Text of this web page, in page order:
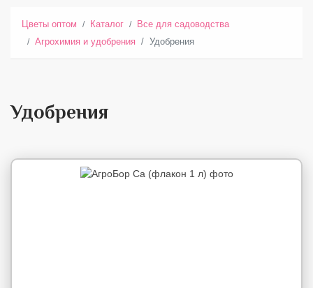
Цветы оптом Каталог
Все для садоводства
Агрохимия и удобрения
Удобрения
Удобрения